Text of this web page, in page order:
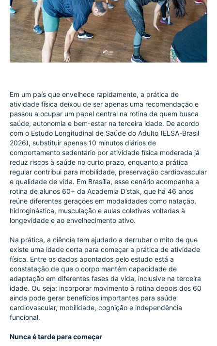
Em um país que envelhece rapidamente, a prática de
atividade física deixou de ser apenas uma recomendação e
passou a ocupar um papel central na rotina de quem busca
saúde, autonomia e bem-estar na terceira idade. De acordo
com o Estudo Longitudinal de Saúde do Adulto (ELSA-Brasil
2026), substituir apenas 10 minutos diários de
comportamento sedentário por atividade física moderada já
reduz riscos à saúde no curto prazo, enquanto a prática
regular contribui para mobilidade, preservação cardiovascular
e qualidade de vida. Em Brasília, esse cenário acompanha a
rotina de alunos 60+ da Academia D’stak, que há 46 anos
reúne diferentes gerações em modalidades como natação,
hidroginástica, musculação e aulas coletivas voltadas à
longevidade e ao envelhecimento ativo.
Na prática, a ciência tem ajudado a derrubar o mito de que
existe uma idade certa para começar a prática de atividade
física. Entre os dados apontados pelo estudo está a
constatação de que o corpo mantém capacidade de
adaptação em diferentes fases da vida, inclusive na terceira
idade. Ou seja: incorporar movimento à rotina depois dos 60
ainda pode gerar benefícios importantes para saúde
cardiovascular, mobilidade, cognição e independência
funcional.
Nunca é tarde para começar